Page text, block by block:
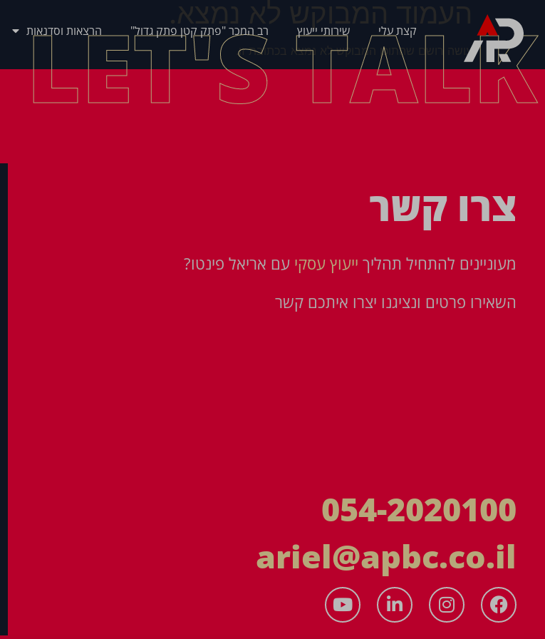
קצת עלי שירותי ייעוץ רב המכר "פתק קטן פתק גדול" הרצאות וסדנאות
העמוד המבוקש לא נמצא.
עושה רושם שהתוכן המבוקש לא נמצא בכתובת זו.
LET'S TALK
צרו קשר
מעוניינים להתחיל תהליך ייעוץ עסקי עם אריאל פינטו?
השאירו פרטים ונציגנו יצרו איתכם קשר
054-2020100
ariel@apbc.co.il